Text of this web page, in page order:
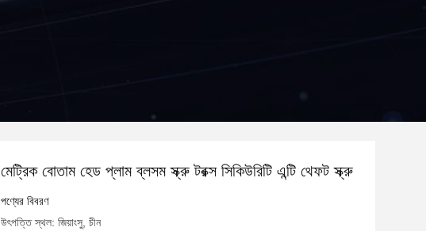
মেট্রিক বোতাম হেড প্লাম ব্লসম স্ক্রু টরক্স সিকিউরিটি এন্টি থেফট স্ক্রু
পণ্যের বিবরণ
উৎপত্তি স্থল: জিয়াংসু, চীন